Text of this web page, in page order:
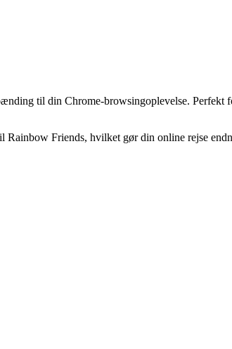
til din Chrome-browsingoplevelse. Perfekt
Friends, hvilket gør din online rejse